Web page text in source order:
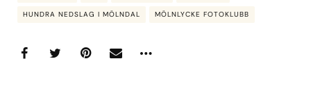
HUNDRA NEDSLAG I MÖLNDAL MÖLNLYCKE FOTOKLUBB